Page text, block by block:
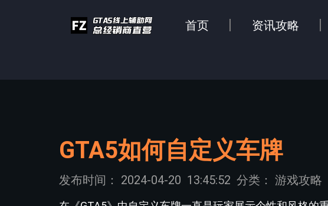
首页 资讯攻略
GTA5如何自定义车牌
发布时间： 2024-04-20 13:45:52 分类： 游戏攻略